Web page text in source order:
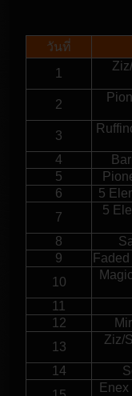
วันที่
1
2
3
4
5
6
5
7
5
8
9
10
11
12
13
Ziz/
14